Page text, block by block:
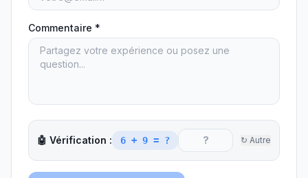
Commentaire *
🤖 Vérification : 6 + 9 = ? ↻ Autre